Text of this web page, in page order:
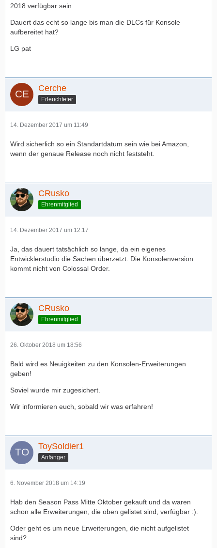
2018 verfügbar sein.
Dauert das echt so lange bis man die DLCs für Konsole
aufbereitet hat?
LG pat
Cerche
Erleuchteter
14. Dezember 2017 um 11:49
Wird sicherlich so ein Standartdatum sein wie bei Amazon,
wenn der genaue Release noch nicht feststeht.
CRusko
Ehrenmitglied
14. Dezember 2017 um 12:17
Ja, das dauert tatsächlich so lange, da ein eigenes
Entwicklerstudio die Sachen überzetzt. Die Konsolenversion
kommt nicht von Colossal Order.
CRusko
Ehrenmitglied
26. Oktober 2018 um 18:56
Bald wird es Neuigkeiten zu den Konsolen-Erweiterungen
geben!
Soviel wurde mir zugesichert.
Wir informieren euch, sobald wir was erfahren!
ToySoldier1
Anfänger
6. November 2018 um 14:19
Hab den Season Pass Mitte Oktober gekauft und da waren
schon alle Erweiterungen, die oben gelistet sind, verfügbar :).
Oder geht es um neue Erweiterungen, die nicht aufgelistet
sind?